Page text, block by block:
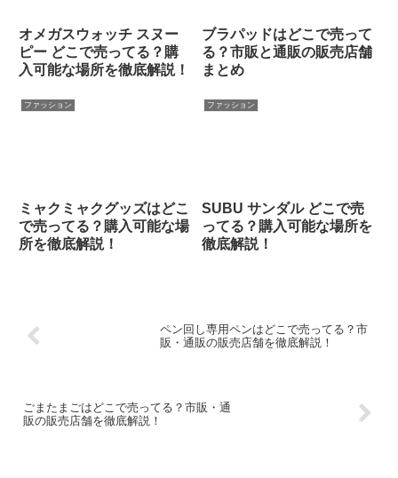
オメガスウォッチ スヌー
ピー どこで売ってる？購
入可能な場所を徹底解説！
ブラパッドはどこで売って
る？市販と通販の販売店舗
まとめ
ファッション
ミャクミャクグッズはどこ
で売ってる？購入可能な場
所を徹底解説！
ファッション
SUBU サンダル どこで売
ってる？購入可能な場所を
徹底解説！
ペン回し専用ペンはどこで売ってる？市
販・通販の販売店舗を徹底解説！
ごまたまごはどこで売ってる？市販・通
販の販売店舗を徹底解説！